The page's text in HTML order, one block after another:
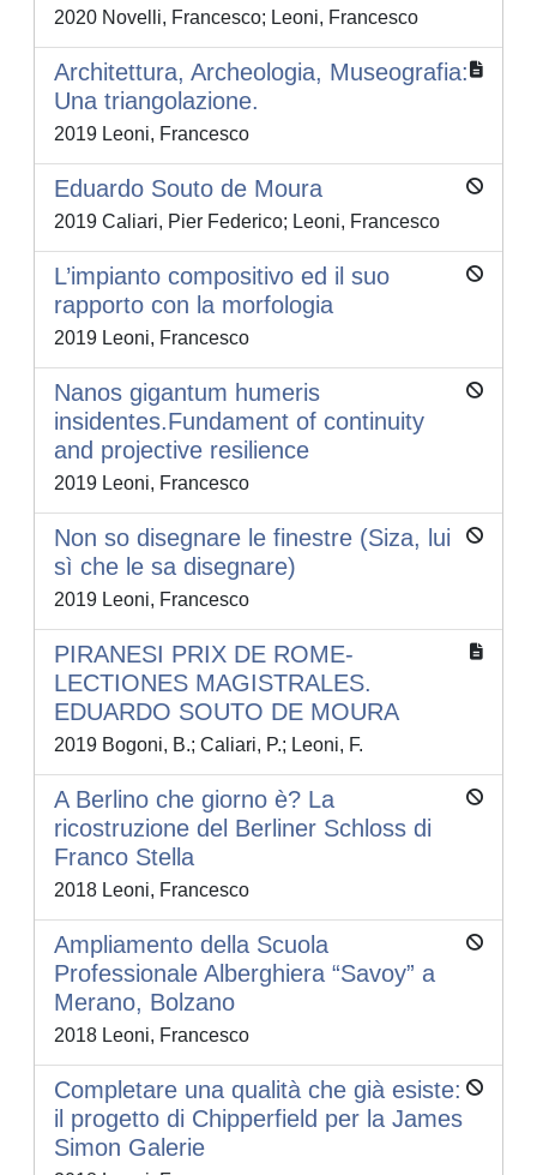
2020 Novelli, Francesco; Leoni, Francesco
Architettura, Archeologia, Museografia:
Una triangolazione.
2019 Leoni, Francesco
Eduardo Souto de Moura
2019 Caliari, Pier Federico; Leoni, Francesco
L’impianto compositivo ed il suo
rapporto con la morfologia
2019 Leoni, Francesco
Nanos gigantum humeris
insidentes.Fundament of continuity
and projective resilience
2019 Leoni, Francesco
Non so disegnare le finestre (Siza, lui
sì che le sa disegnare)
2019 Leoni, Francesco
PIRANESI PRIX DE ROME-
LECTIONES MAGISTRALES.
EDUARDO SOUTO DE MOURA
2019 Bogoni, B.; Caliari, P.; Leoni, F.
A Berlino che giorno è? La
ricostruzione del Berliner Schloss di
Franco Stella
2018 Leoni, Francesco
Ampliamento della Scuola
Professionale Alberghiera “Savoy” a
Merano, Bolzano
2018 Leoni, Francesco
Completare una qualità che già esiste:
il progetto di Chipperfield per la James
Simon Galerie